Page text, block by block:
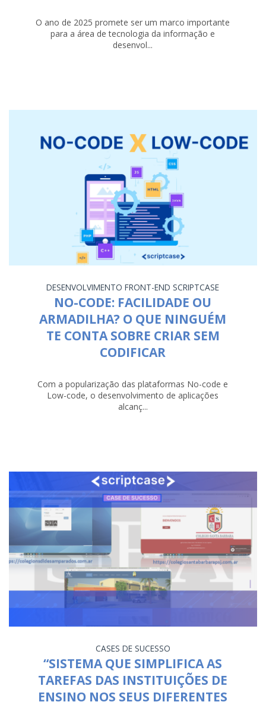
O ano de 2025 promete ser um marco importante
para a área de tecnologia da informação e
desenvol...
DESENVOLVIMENTO FRONT-END SCRIPTCASE
NO-CODE: FACILIDADE OU
ARMADILHA? O QUE NINGUÉM
TE CONTA SOBRE CRIAR SEM
CODIFICAR
Com a popularização das plataformas No-code e
Low-code, o desenvolvimento de aplicações
alcanç...
CASES DE SUCESSO
“SISTEMA QUE SIMPLIFICA AS
TAREFAS DAS INSTITUIÇÕES DE
ENSINO NOS SEUS DIFERENTES